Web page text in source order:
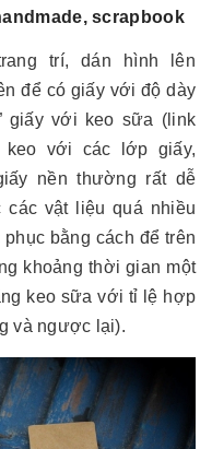
scrapbook
trí, dán hình lên
để có giấy với độ dày
giấy với keo sữa (link
với các lớp giấy,
nền thường rất dễ
vật liệu quá nhiều
bằng cách để trên
khoảng thời gian một
keo sữa với tỉ lệ hợp
và ngược lại).